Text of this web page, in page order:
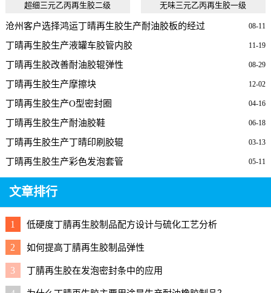
超细三元乙丙再生胶二级 无味三元乙丙再生胶一级
08-11
沧州客户选择鸿运丁晴再生胶生产耐油胶板的经过
11-19
丁晴再生胶生产液罐车胶管内胶
08-29
丁晴再生胶改善耐油胶辊弹性
12-02
丁晴再生胶生产摩擦块
04-16
丁晴再生胶生产O型密封圈
06-18
丁晴再生胶生产耐油胶鞋
03-13
丁晴再生胶生产丁晴印刷胶辊
05-11
丁晴再生胶生产彩色发泡套管
文章排行
1 低硬度丁腈再生胶制品配方设计与硫化工艺分析
2 如何提高丁腈再生胶制品弹性
3 丁腈再生胶在发泡密封条中的应用